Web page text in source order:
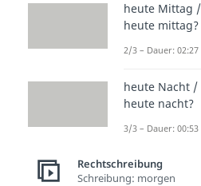
heute Mittag /
heute mittag?
2/3 – Dauer: 02:27
heute Nacht /
heute nacht?
3/3 – Dauer: 00:53
Rechtschreibung
Schreibung: morgen